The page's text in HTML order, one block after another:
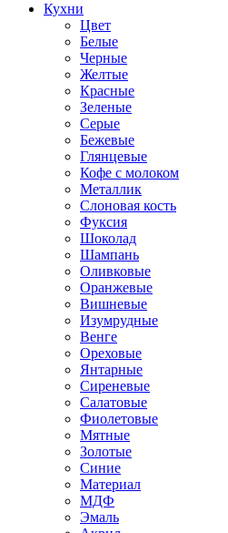
Кухни
Цвет
Белые
Черные
Желтые
Красные
Зеленые
Серые
Бежевые
Глянцевые
Кофе с молоком
Металлик
Слоновая кость
Фуксия
Шоколад
Шампань
Оливковые
Оранжевые
Вишневые
Изумрудные
Венге
Ореховые
Янтарные
Сиреневые
Салатовые
Фиолетовые
Мятные
Золотые
Синие
Материал
МДФ
Эмаль